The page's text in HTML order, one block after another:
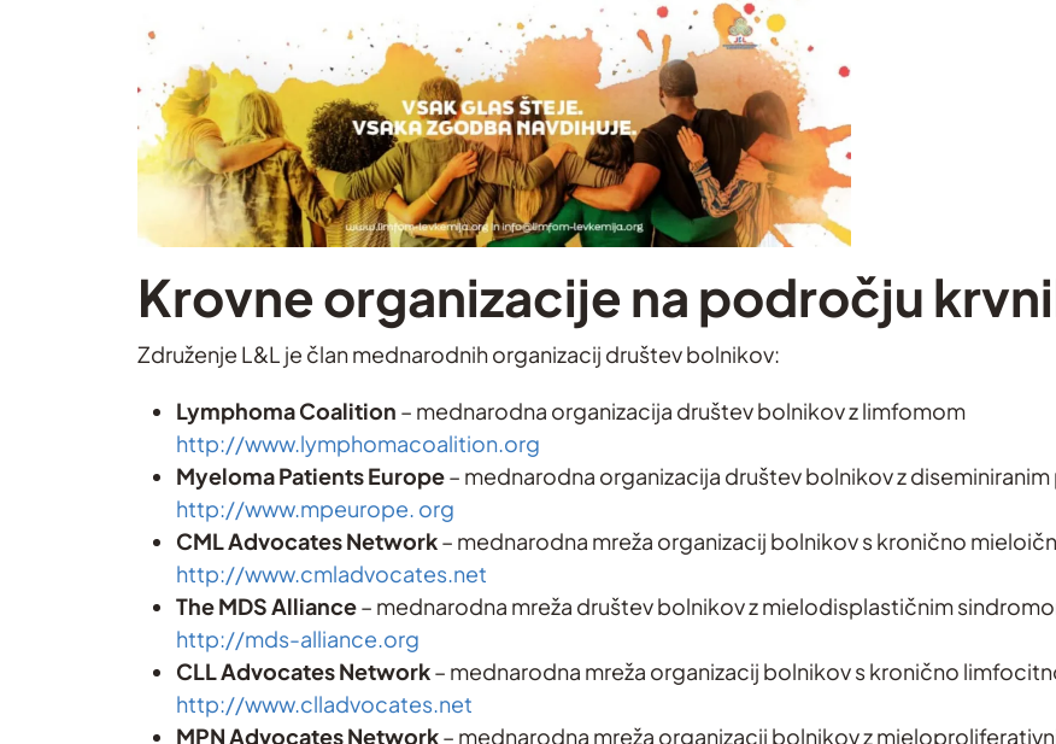
Krovne organizacije na področju
Združenje L&L je član mednarodnih organizacij društev bolnikov:
Lymphoma Coalition – mednarodna organizacija društev bolnikov z limfomom
http://www.lymphomacoalition.org
Myeloma Patients Europe– mednarodna organizacija društev bolnikov z
http://www.mpeurope. org
CML Advocates Network– mednarodna mreža organizacij bolnikov s kronično
http://www.cmladvocates.net
The MDS Alliance– mednarodna mreža društev bolnikov z mielodisplastičnim
http://mds-alliance.org
CLL Advocates Network– mednarodna mreža organizacij bolnikov s kronično
http://www.clladvocates.net
MPN Advocates Network– mednarodna mreža organizacij bolnikov z